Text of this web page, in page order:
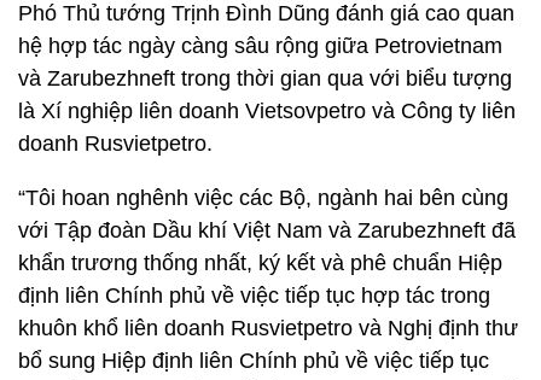
Phó Thủ tướng Trịnh Đình Dũng đánh giá cao quan
hệ hợp tác ngày càng sâu rộng giữa Petrovietnam
và Zarubezhneft trong thời gian qua với biểu tượng
là Xí nghiệp liên doanh Vietsovpetro và Công ty liên
doanh Rusvietpetro.
“Tôi hoan nghênh việc các Bộ, ngành hai bên cùng
với Tập đoàn Dầu khí Việt Nam và Zarubezhneft đã
khẩn trương thống nhất, ký kết và phê chuẩn Hiệp
định liên Chính phủ về việc tiếp tục hợp tác trong
khuôn khổ liên doanh Rusvietpetro và Nghị định thư
bổ sung Hiệp định liên Chính phủ về việc tiếp tục